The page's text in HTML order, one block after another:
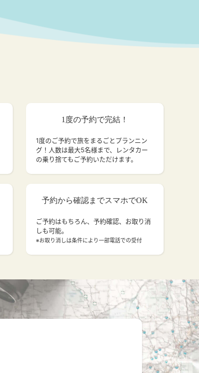
1度の予約で完結！
1度のご予約で旅をまるごとプランニン
グ！人数は最大5名様まで、レンタカー
の乗り捨てもご予約いただけます。
予約から確認までスマホでOK
ご予約はもちろん、予約確認、お取り消
しも可能。
※お取り消しは条件により一部電話での受付